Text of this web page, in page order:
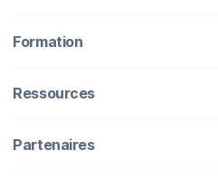
Formation
Ressources
Partenaires